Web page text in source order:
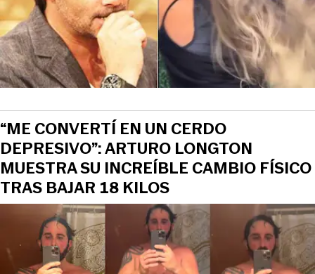
“ME CONVERTÍ EN UN CERDO
DEPRESIVO”: ARTURO LONGTON
MUESTRA SU INCREÍBLE CAMBIO FÍSICO
TRAS BAJAR 18 KILOS